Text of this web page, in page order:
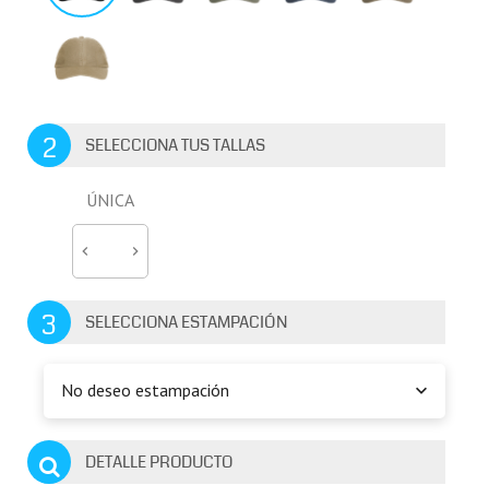
2 SELECCIONA TUS TALLAS
ÚNICA
3 SELECCIONA ESTAMPACIÓN
No deseo estampación
DETALLE PRODUCTO